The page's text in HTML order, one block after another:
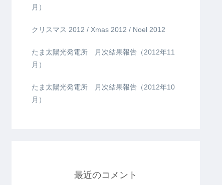
月）
クリスマス 2012 / Xmas 2012 / Noel 2012
たま太陽光発電所 月次結果報告（2012年11
月）
たま太陽光発電所 月次結果報告（2012年10
月）
最近のコメント